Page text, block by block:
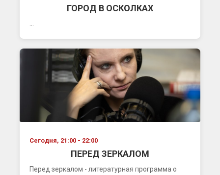
ГОРОД В ОСКОЛКАХ
Сегодня, 21:00 - 22:00
ПЕРЕД ЗЕРКАЛОМ
Перед зеркалом - литературная программа о